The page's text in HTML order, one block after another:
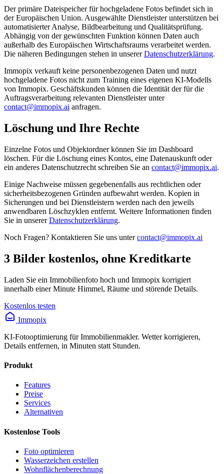
Der primäre Dateispeicher für hochgeladene Fotos befindet sich in
der Europäischen Union. Ausgewählte Dienstleister unterstützen bei
automatisierter Analyse, Bildbearbeitung und Qualitätsprüfung.
Abhängig von der gewünschten Funktion können Daten auch
außerhalb des Europäischen Wirtschaftsraums verarbeitet werden.
Die näheren Bedingungen stehen in unsererDatenschutzerklärung.
Immopix verkauft keine personenbezogenen Daten und nutzt
hochgeladene Fotos nicht zum Training eines eigenen KI-Modells
von Immopix. Geschäftskunden können die Identität der für die
Auftragsverarbeitung relevanten Dienstleister unter
contact@immopix.ai anfragen.
Löschung und Ihre Rechte
Einzelne Fotos und Objektordner können Sie im Dashboard
löschen. Für die Löschung eines Kontos, eine Datenauskunft oder
ein anderes Datenschutzrecht schreiben Sie an contact@immopix.ai.
Einige Nachweise müssen gegebenenfalls aus rechtlichen oder
sicherheitsbezogenen Gründen aufbewahrt werden. Kopien in
Sicherungen und bei Dienstleistern werden nach den jeweils
anwendbaren Löschzyklen entfernt. Weitere Informationen finden
Sie in unsererDatenschutzerklärung.
Noch Fragen? Kontaktieren Sie uns untercontact@immopix.ai
3 Bilder kostenlos, ohne Kreditkarte
Laden Sie ein Immobilienfoto hoch und Immopix korrigiert
innerhalb einer Minute Himmel, Räume und störende Details.
Kostenlos testen
Immopix
KI-Fotooptimierung für Immobilienmakler. Wetter korrigieren,
Details entfernen, in Minuten statt Stunden.
Produkt
Features
Preise
Services
Alternativen
Kostenlose Tools
Foto optimieren
Wasserzeichen erstellen
Wohnflächen­berechnung